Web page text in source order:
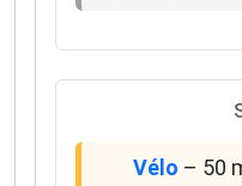
Vélo – 50